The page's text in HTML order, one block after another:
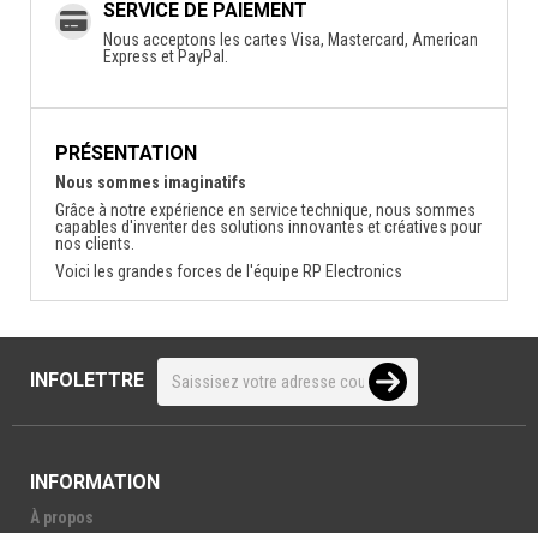
SERVICE DE PAIEMENT
Nous acceptons les cartes Visa, Mastercard, American
Express et PayPal.
PRÉSENTATION
Nous sommes imaginatifs
Grâce à notre expérience en service technique, nous sommes
capables d'inventer des solutions innovantes et créatives pour
nos clients.
Voici les grandes forces de l'équipe RP Electronics
INFOLETTRE
INFORMATION
À propos